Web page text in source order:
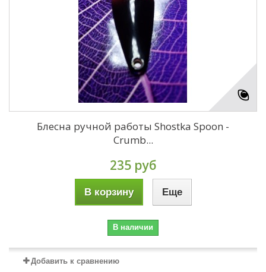
Блесна ручной работы Shostka Spoon -
Crumb...
235 руб
В корзину Еще
В наличии
Добавить к сравнению